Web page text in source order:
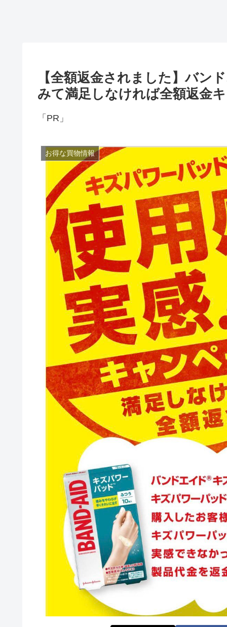
【全額返金されました】バン
みて満足しなければ全額返金
「PR」
お得な買物情報